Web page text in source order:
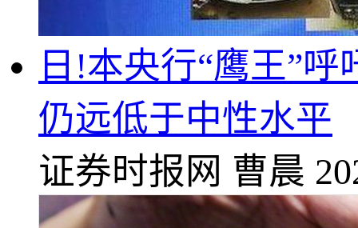
日!本央行“鹰王”
仍远低于中性水平
证券时报网 曹晨